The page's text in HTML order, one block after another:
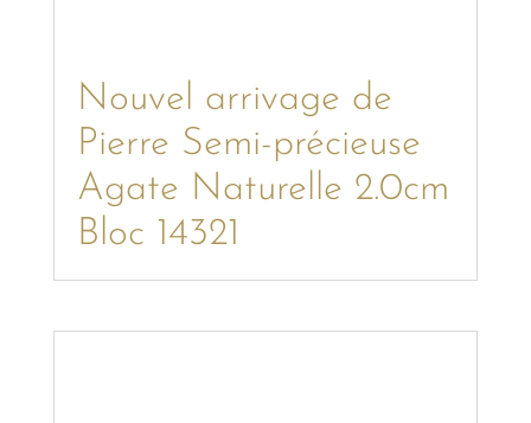
Nouvel arrivage de
Pierre Semi-précieuse
Agate Naturelle 2.0cm
Bloc 14321